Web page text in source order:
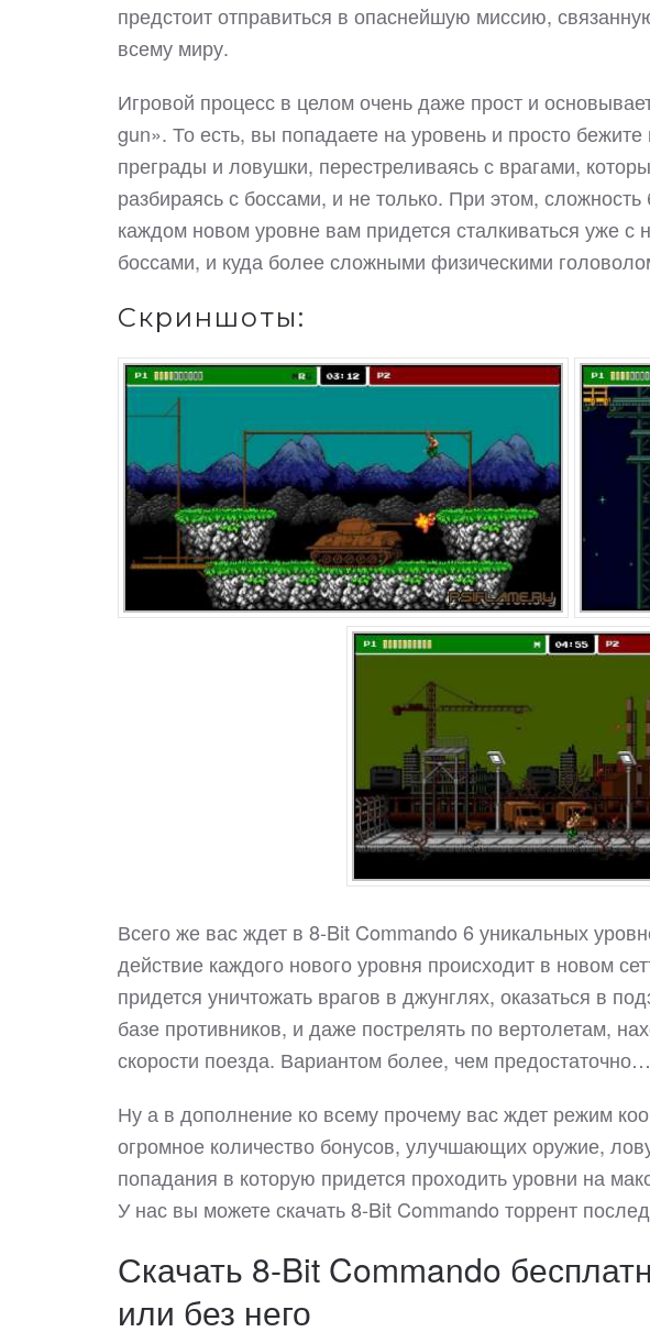
предстоит отправиться в опаснейшую миссию,
всему миру.
Игровой процесс в целом очень даже прост и
gun». То есть, вы попадаете на уровень и просто
преграды и ловушки, перестреливаясь с врагами,
разбираясь с боссами, и не только. При этом,
каждом новом уровне вам придется сталкиваться уже
боссами, и куда более сложными физическими
Скриншоты:
Всего же вас ждет в 8-Bit Commando 6 уникальных
действие каждого нового уровня происходит в новом
придется уничтожать врагов в джунглях, оказаться в
базе противников, и даже пострелять по вертолетам,
скорости поезда. Вариантом более, чем предостаточно…
Ну а в дополнение ко всему прочему вас ждет режим
огромное количество бонусов, улучшающих оружие,
попадания в которую придется проходить уровни на
У нас вы можете скачать 8-Bit Commando торрент
Скачать 8-Bit Commando
или без него